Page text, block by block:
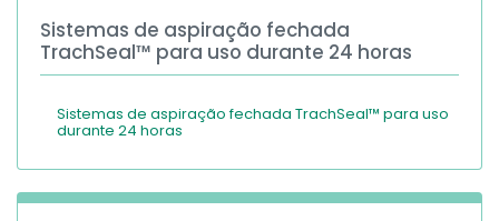
Sistemas de aspiração fechada
TrachSeal™ para uso durante 24 horas
Sistemas de aspiração fechada TrachSeal™ para uso
durante 24 horas